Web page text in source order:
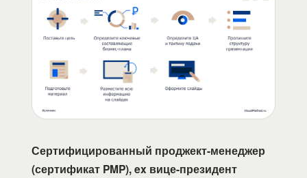
Сертифицированный проджект-менеджер
(сертификат PMP), ex вице-президент